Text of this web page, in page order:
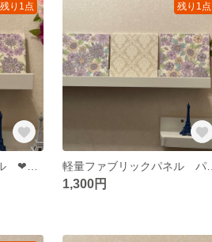
残り1点 残り1点
軽量ファブリックパネル パープルフラワー&ベージュダマスク3枚
1,300円